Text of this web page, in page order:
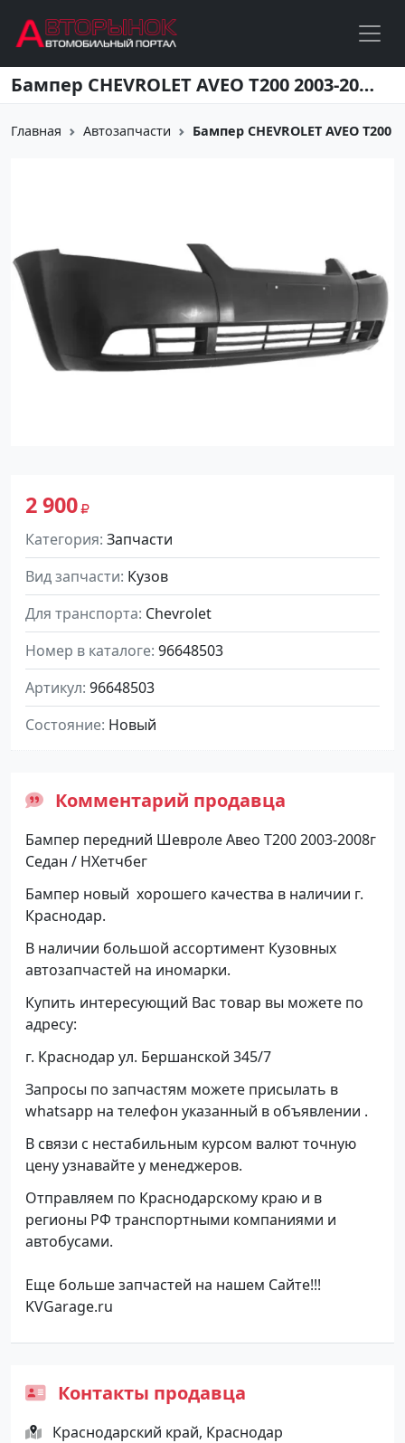
Перейти к основному содержанию Бампер CHEVROLET AVEO T200 2003-2008г 4D / HBK Краснодар
Главная Автозапчасти Бампер CHEVROLET AVEO T200
2 900
Категория Запчасти
Вид запчасти Кузов
Для транспорта Chevrolet
Номер в каталоге 96648503
Артикул 96648503
Состояние Новый
Комментарий продавца
Бампер передний Шевроле Авео T200 2003-2008г
Седан / HХетчбег
Бампер новый хорошего качества в наличии г.
Краснодар.
В наличии большой ассортимент Кузовных
автозапчастей на иномарки.
Купить интересующий Вас товар вы можете по
адресу:
г. Краснодар ул. Бершанской 345/7
Запросы по запчастям можете присылать в
whatsapp на телефон указанный в объявлении .
В связи с нестабильным курсом валют точную
цену узнавайте у менеджеров.
Отправляем по Краснодарскому краю и в
регионы РФ транспортными компаниями и
автобусами.
Еще больше запчастей на нашем Сайте!!!
KVGarage.ru
Контакты продавца
Краснодарский край, Краснодар